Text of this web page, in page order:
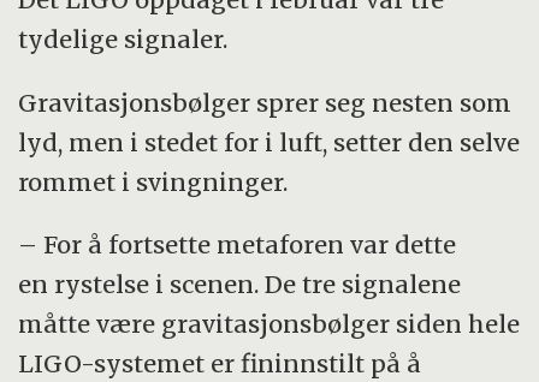
tydelige signaler.
Gravitasjonsbølger sprer seg nesten som
lyd, men i stedet for i luft, setter den selve
rommet i svingninger.
– For å fortsette metaforen var dette
en rystelse i scenen. De tre signalene
måtte være gravitasjonsbølger siden hele
LIGO-systemet er fininnstilt på å